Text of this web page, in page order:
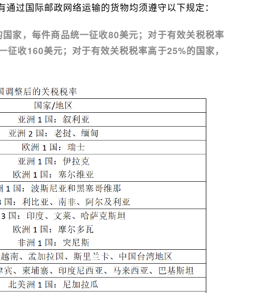
过国际邮政网络运输的货物均须遵守以下规定：
家，每件商品统一征收80美元；对于有效关税税率
收160美元；对于有效关税税率高于25%的国家，